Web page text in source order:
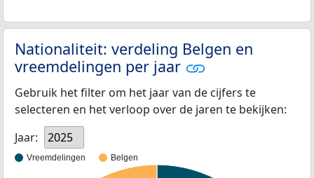
Nationaliteit: verdeling Belgen en
vreemdelingen per jaar
Gebruik het filter om het jaar van de cijfers te
selecteren en het verloop over de jaren te bekijken:
Jaar:
2025
Vreemdelingen Belgen